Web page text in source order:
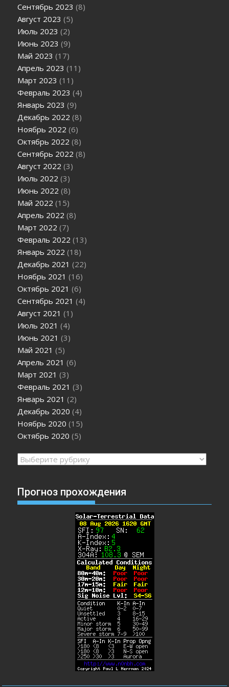
Сентябрь 2023 (8)
Август 2023 (5)
Июль 2023 (2)
Июнь 2023 (9)
Май 2023 (17)
Апрель 2023 (11)
Март 2023 (11)
Февраль 2023 (4)
Январь 2023 (9)
Декабрь 2022 (8)
Ноябрь 2022 (6)
Октябрь 2022 (8)
Сентябрь 2022 (8)
Август 2022 (3)
Июль 2022 (3)
Июнь 2022 (8)
Май 2022 (15)
Апрель 2022 (8)
Март 2022 (7)
Февраль 2022 (13)
Январь 2022 (18)
Декабрь 2021 (22)
Ноябрь 2021 (16)
Октябрь 2021 (6)
Сентябрь 2021 (4)
Август 2021 (1)
Июль 2021 (4)
Июнь 2021 (3)
Май 2021 (5)
Апрель 2021 (6)
Март 2021 (3)
Февраль 2021 (3)
Январь 2021 (2)
Декабрь 2020 (4)
Ноябрь 2020 (15)
Октябрь 2020 (5)
Рубрики
Прогноз прохождения